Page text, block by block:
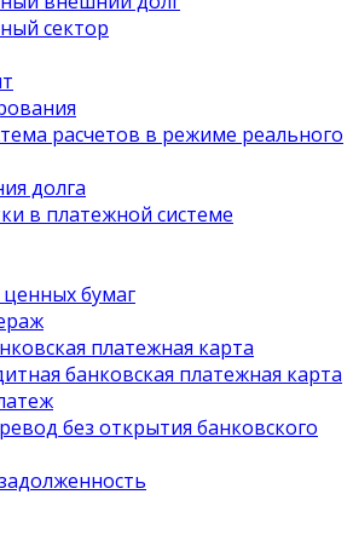
сектор
расчетов в режиме реального
долга
в платежной системе
бумаг
платежная карта
банковская платежная карта
без открытия банковского